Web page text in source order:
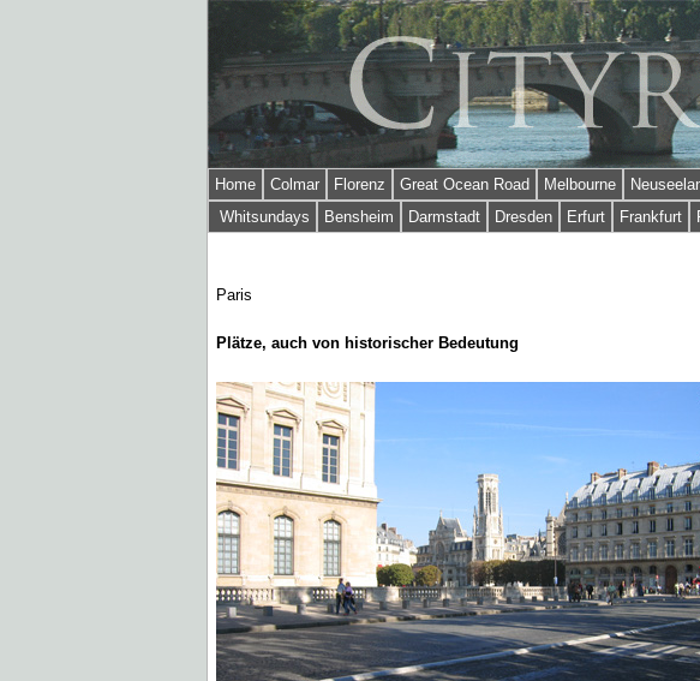
Home Colmar Florenz Great Ocean Road Melbourne
Whitsundays
Bensheim Darmstadt Dresden Erfurt Frankfurt
Paris
Plätze, auch von historischer Bedeutung